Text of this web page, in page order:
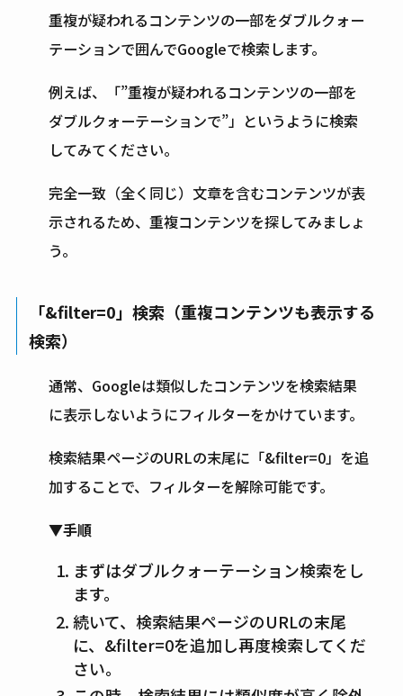
重複が疑われるコンテンツの一部をダブルクォー
テーションで囲んでGoogleで検索します。
例えば、「”重複が疑われるコンテンツの一部を
ダブルクォーテーションで”」というように検索
してみてください。
完全一致（全く同じ）文章を含むコンテンツが表
示されるため、重複コンテンツを探してみましょ
う。
「&filter=0」検索（重複コンテンツも表示する
検索）
通常、Googleは類似したコンテンツを検索結果
に表示しないようにフィルターをかけています。
検索結果ページのURLの末尾に「&filter=0」を追
加することで、フィルターを解除可能です。
▼手順
まずはダブルクォーテーション検索をし
ます。
続いて、検索結果ページのURLの末尾
に、&filter=0を追加し再度検索してくだ
さい。